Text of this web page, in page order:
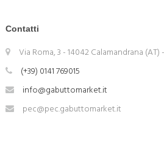
Contatti
Via Roma, 3 - 14042 Calamandrana (AT)
(+39) 0141 769015
info@gabuttomarket.it
pec@pec.gabuttomarket.it